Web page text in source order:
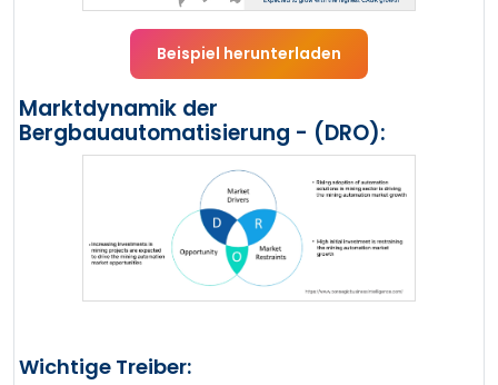
Beispiel herunterladen
Marktdynamik der
Bergbauautomatisierung - (DRO):
Wichtige Treiber: